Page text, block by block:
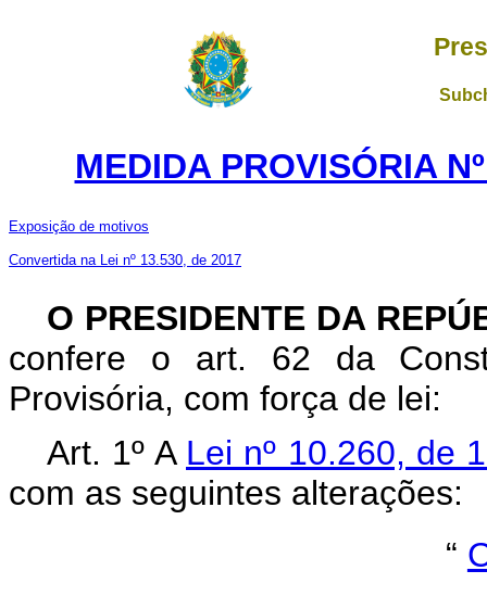
MEDIDA PROVISÓRIA
Exposição de motivos
Convertida na Lei nº 13.530, de 2017
O PRESIDENTE DA
confere o art. 62 da
Provisória, com força de lei:
Art. 1º A Lei nº 10.260, de
com as seguintes alterações:
“